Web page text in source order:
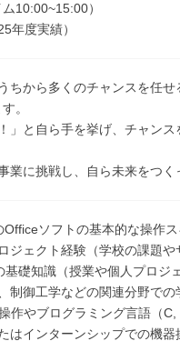
10:00~15:00）
年度実績）
ちから多くのチャンスを任
。
」と自ら手を挙げ、チャン
業に挑戦し、自ら未来をつ
ソフトの基本的な操作
ジェクト経験（学校の課題や
礎知識（授業や個人プロジ
制御工学などの関連分野で
作やブログラミング言語（
はインターンシップでの機